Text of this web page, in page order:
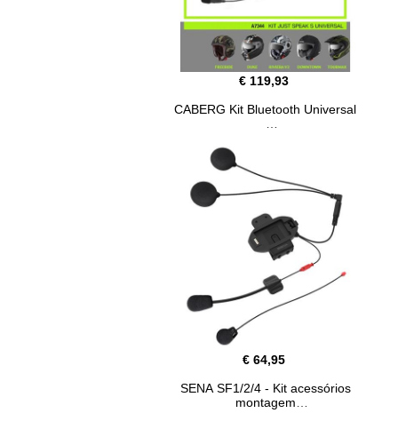
€ 119,93
CABERG Kit Bluetooth Universal
€ 64,95
SENA SF1/2/4 - Kit acessórios
montagem